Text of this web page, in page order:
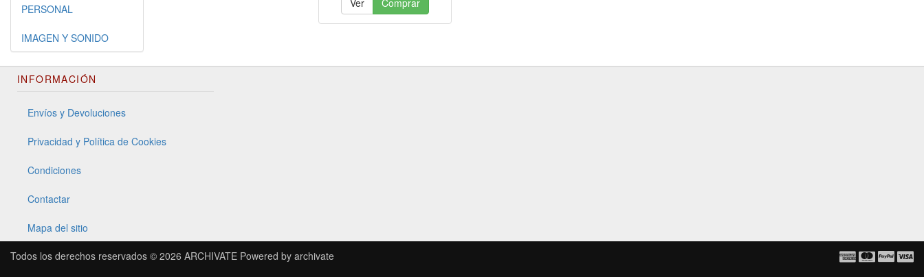
Ver
Comprar
PERSONAL
IMAGEN Y SONIDO
INFORMACIÓN
Envíos y Devoluciones
Privacidad y Política de Cookies
Condiciones
Contactar
Mapa del sitio
Todos los derechos reservados © 2026 ARCHIVATE Powered by archivate